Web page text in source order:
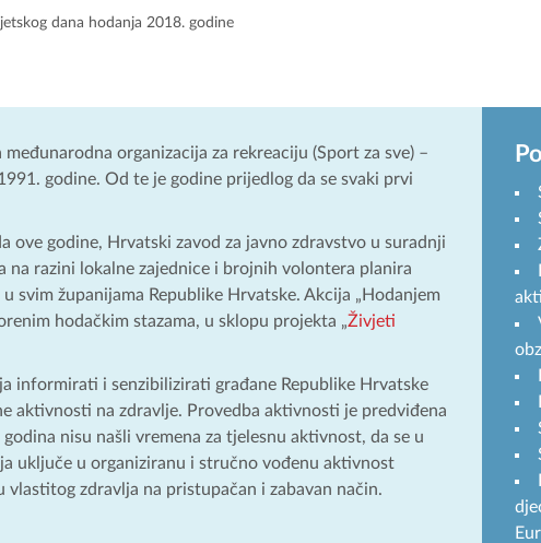
dana hodanja 2018. godine
organizacija za rekreaciju (Sport za sve) –
godine. Od te je godine prijedlog da se svaki prvi
ove godine, Hrvatski zavod za javno zdravstvo u suradnji
na razini lokalne zajednice i brojnih volontera planira
svim županijama Republike Hrvatske. Akcija „Hodanjem
hodačkim stazama, u sklopu projekta „Živjeti
informirati i senzibilizirati građane Republike Hrvatske
aktivnosti na zdravlje. Provedba aktivnosti je predviđena
nisu našli vremena za tjelesnu aktivnost, da se u
uključe u organiziranu i stručno vođenu aktivnost
zdravlja na pristupačan i zabavan način.